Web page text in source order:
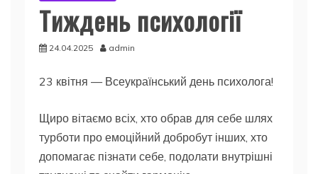
Тиждень психології
24.04.2025 admin
23 квітня — Всеукраїнський день психолога!
Щиро вітаємо всіх, хто обрав для себе шлях
турботи про емоційний добробут інших, хто
допомагає пізнати себе, подолати внутрішні